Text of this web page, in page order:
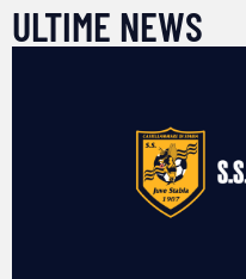
ULTIME NEWS